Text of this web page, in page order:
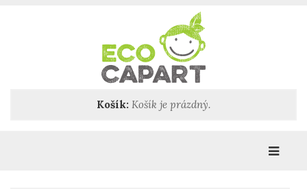
Košík: Košík je prázdný.